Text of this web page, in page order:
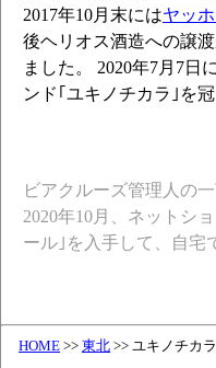
2017年10月末にはヤッ
後ヘリオス酒造への譲
ました。 2020年7月7日
ンド｢ユキノチカラ｣を
ビアクルーズ管理人の一
2020年10月、ネットシ
ール｣を入手して、自宅
HOME >> 東北 >> ユキノチカラ